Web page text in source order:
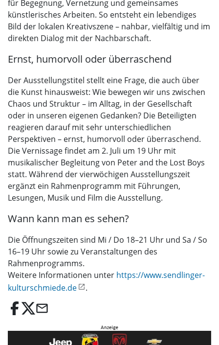
für Begegnung, Vernetzung und gemeinsames
künstlerisches Arbeiten. So entsteht ein lebendiges
Bild der lokalen Kreativszene – nahbar, vielfältig und im
direkten Dialog mit der Nachbarschaft.
Ernst, humorvoll oder überraschend
Der Ausstellungstitel stellt eine Frage, die auch über
die Kunst hinausweist: Wie bewegen wir uns zwischen
Chaos und Struktur – im Alltag, in der Gesellschaft
oder in unseren eigenen Gedanken? Die Beteiligten
reagieren darauf mit sehr unterschiedlichen
Perspektiven – ernst, humorvoll oder überraschend.
Die Vernissage findet am 2. Juli um 19 Uhr mit
musikalischer Begleitung von Peter and the Lost Boys
statt. Während der vierwöchigen Ausstellungszeit
ergänzt ein Rahmenprogramm mit Führungen,
Lesungen, Musik und Film die Ausstellung.
Wann kann man es sehen?
Die Öffnungszeiten sind Mi / Do 18–21 Uhr und Sa / So
16–19 Uhr sowie zu Veranstaltungen des
Rahmenprogramms.
Weitere Informationen unter https://www.sendlinger-
kulturschmiede.de
.
email